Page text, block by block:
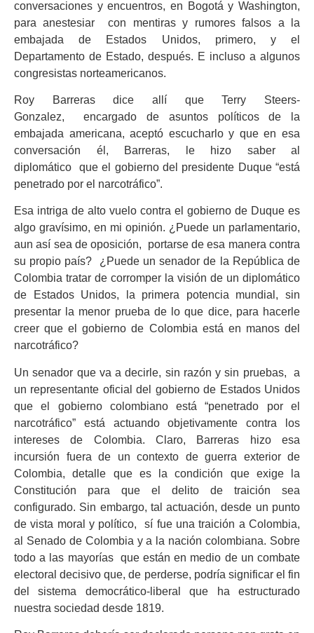
conversaciones y encuentros, en Bogotá y Washington,
para anestesiar con mentiras y rumores falsos a la
embajada de Estados Unidos, primero, y el
Departamento de Estado, después. E incluso a algunos
congresistas norteamericanos.
Roy Barreras dice allí que Terry Steers-
Gonzalez, encargado de asuntos políticos de la
embajada americana, aceptó escucharlo y que en esa
conversación él, Barreras, le hizo saber al
diplomático que el gobierno del presidente Duque “está
penetrado por el narcotráfico”.
Esa intriga de alto vuelo contra el gobierno de Duque es
algo gravísimo, en mi opinión. ¿Puede un parlamentario,
aun así sea de oposición, portarse de esa manera contra
su propio país? ¿Puede un senador de la República de
Colombia tratar de corromper la visión de un diplomático
de Estados Unidos, la primera potencia mundial, sin
presentar la menor prueba de lo que dice, para hacerle
creer que el gobierno de Colombia está en manos del
narcotráfico?
Un senador que va a decirle, sin razón y sin pruebas, a
un representante oficial del gobierno de Estados Unidos
que el gobierno colombiano está “penetrado por el
narcotráfico” está actuando objetivamente contra los
intereses de Colombia. Claro, Barreras hizo esa
incursión fuera de un contexto de guerra exterior de
Colombia, detalle que es la condición que exige la
Constitución para que el delito de traición sea
configurado. Sin embargo, tal actuación, desde un punto
de vista moral y político, sí fue una traición a Colombia,
al Senado de Colombia y a la nación colombiana. Sobre
todo a las mayorías que están en medio de un combate
electoral decisivo que, de perderse, podría significar el fin
del sistema democrático-liberal que ha estructurado
nuestra sociedad desde 1819.